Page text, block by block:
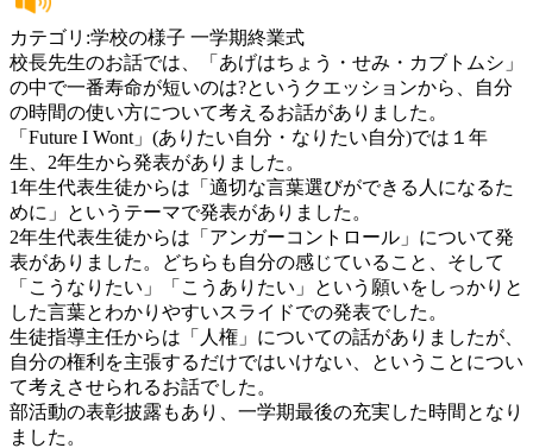
カテゴリ:学校の様子 一学期終業式
校長先生のお話では、「あげはちょう・せみ・カブトムシ」
の中で一番寿命が短いのは?というクエッションから、自分
の時間の使い方について考えるお話がありました。
「Future I Wont」(ありたい自分・なりたい自分)では１年
生、2年生から発表がありました。
1年生代表生徒からは「適切な言葉選びができる人になるた
めに」というテーマで発表がありました。
2年生代表生徒からは「アンガーコントロール」について発
表がありました。どちらも自分の感じていること、そして
「こうなりたい」「こうありたい」という願いをしっかりと
した言葉とわかりやすいスライドでの発表でした。
生徒指導主任からは「人権」についての話がありましたが、
自分の権利を主張するだけではいけない、ということについ
て考えさせられるお話でした。
部活動の表彰披露もあり、一学期最後の充実した時間となり
ました。